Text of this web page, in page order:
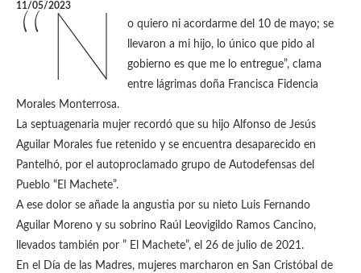
11/05/2023
“N
o quiero ni acordarme del 10 de mayo; se
llevaron a mi hijo, lo único que pido al
gobierno es que me lo entregue”, clama
entre lágrimas doña Francisca Fidencia
Morales Monterrosa.
La septuagenaria mujer recordó que su hijo Alfonso de Jesús
Aguilar Morales fue retenido y se encuentra desaparecido en
Pantelhó, por el autoproclamado grupo de Autodefensas del
Pueblo “El Machete”.
A ese dolor se añade la angustia por su nieto Luis Fernando
Aguilar Moreno y su sobrino Raúl Leovigildo Ramos Cancino,
llevados también por ” El Machete”, el 26 de julio de 2021.
En el Día de las Madres, mujeres marcharon en San Cristóbal de